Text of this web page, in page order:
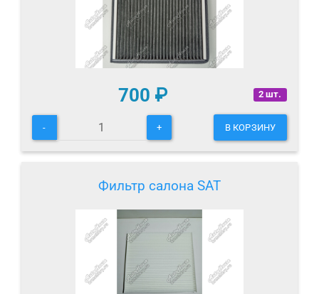
2 шт.
700 ₽
- + В КОРЗИНУ
Фильтр салона SAT